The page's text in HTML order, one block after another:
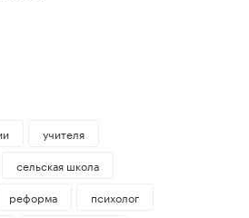
учителя
сельская школа
реформа
психолог